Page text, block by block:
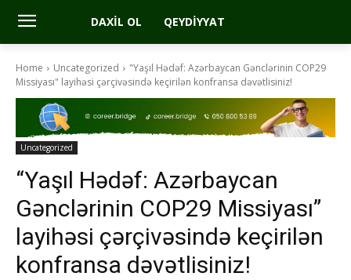
DAXIL OL QEYDIYYAT
Home Uncategorized
"Yaşıl Hədəf: Azərbaycan Gənclərinin COP29
Missiyası" layihəsi çərçivəsində keçirilən konfransa dəvətlisiniz!
Uncategorized
“Yaşıl Hədəf: Azərbaycan
Gənclərinin COP29 Missiyası”
layihəsi çərçivəsində keçirilən
konfransa dəvətlisiniz!